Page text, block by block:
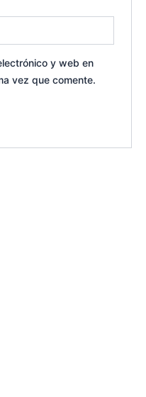
y web en
vez que comente.